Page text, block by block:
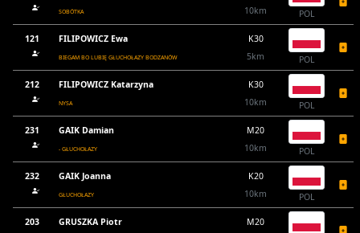
SOBÓTKA
10km
POL
121 FILIPOWICZ Ewa
BIEGAM BO LUBIĘ GŁUCHOŁAZY BODZANÓW
K30
5km
POL
212 FILIPOWICZ Katarzyna
NYSA
K30
10km
POL
231 GAIK Damian
- GŁUCHOŁAZY
M20
10km
POL
232 GAIK Joanna
GŁUCHOŁAZY
K20
10km
POL
203 GRUSZKA Piotr
M20